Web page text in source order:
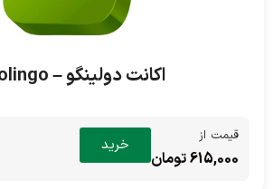
اکانت دولینگو – Duolingo
قیمت از
615,000 تومان
خرید